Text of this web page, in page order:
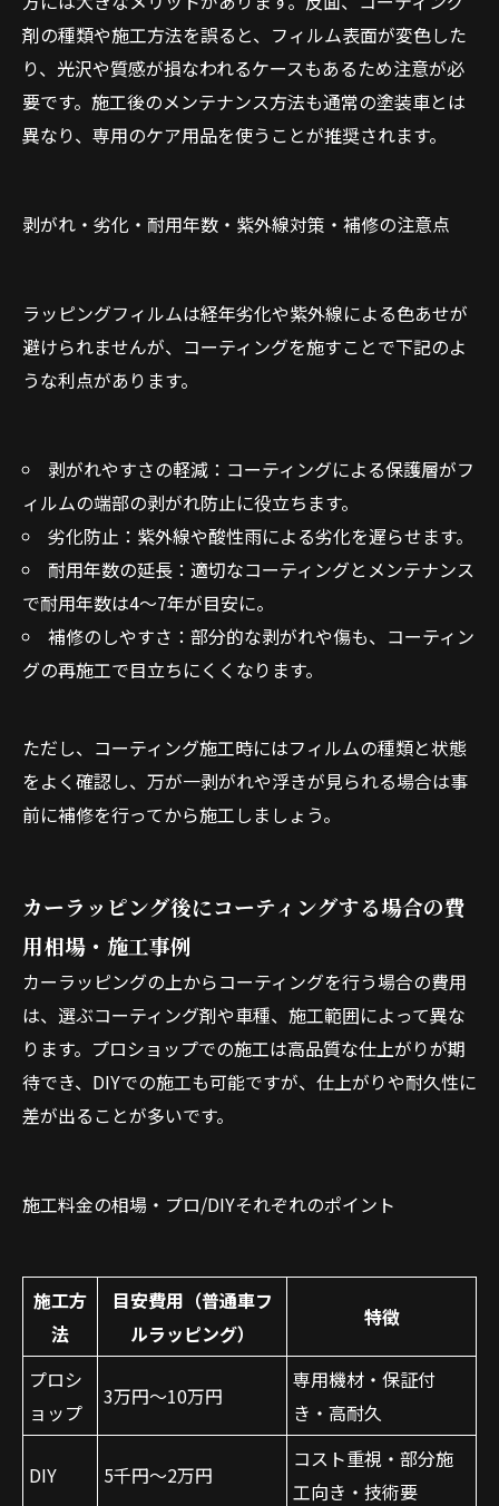
剤の種類や施工方法を誤ると、フィルム表面が変色した
り、光沢や質感が損なわれるケースもあるため注意が必
要です。施工後のメンテナンス方法も通常の塗装車とは
異なり、専用のケア用品を使うことが推奨されます。
剥がれ・劣化・耐用年数・紫外線対策・補修の注意点
ラッピングフィルムは経年劣化や紫外線による色あせが
避けられませんが、コーティングを施すことで下記のよ
うな利点があります。
剥がれやすさの軽減：コーティングによる保護層がフ
ィルムの端部の剥がれ防止に役立ちます。
劣化防止：紫外線や酸性雨による劣化を遅らせます。
耐用年数の延長：適切なコーティングとメンテナンス
で耐用年数は4～7年が目安に。
補修のしやすさ：部分的な剥がれや傷も、コーティン
グの再施工で目立ちにくくなります。
ただし、コーティング施工時にはフィルムの種類と状態
をよく確認し、万が一剥がれや浮きが見られる場合は事
前に補修を行ってから施工しましょう。
カーラッピング後にコーティングする場合の費
用相場・施工事例
カーラッピングの上からコーティングを行う場合の費用
は、選ぶコーティング剤や車種、施工範囲によって異な
ります。プロショップでの施工は高品質な仕上がりが期
待でき、DIYでの施工も可能ですが、仕上がりや耐久性に
差が出ることが多いです。
施工料金の相場・プロ/DIYそれぞれのポイント
施工方
法
目安費用（普通車フ
ルラッピング）
特徴
プロシ
ョップ
3万円～10万円
専用機材・保証付
き・高耐久
DIY 5千円～2万円
コスト重視・部分施
工向き・技術要